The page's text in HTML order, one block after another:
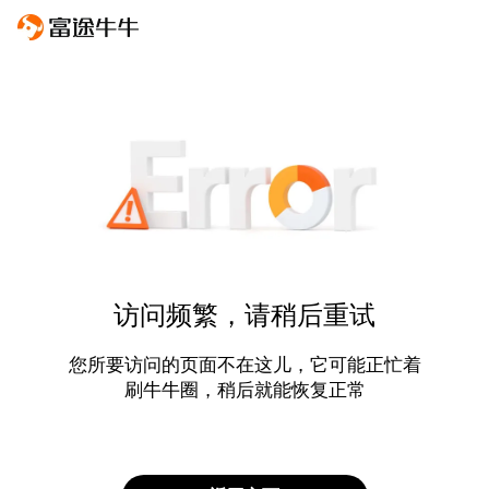
访问频繁，请稍后重试
您所要访问的页面不在这儿，它可能正忙着
刷牛牛圈，稍后就能恢复正常